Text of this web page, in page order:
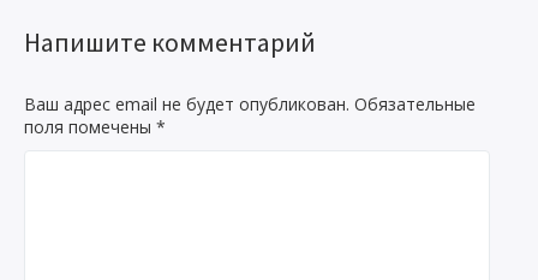
Напишите комментарий
Ваш адрес email не будет опубликован. Обязательные
поля помечены *